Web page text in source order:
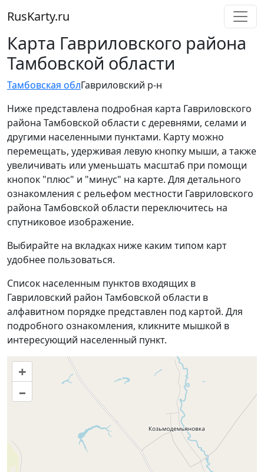
RusKarty.ru
Карта Гавриловского района
Тамбовской области
Тамбовская облГавриловский р-н
Ниже представлена подробная карта Гавриловского
района Тамбовской области с деревнями, селами и
другими населенными пунктами. Карту можно
перемещать, удерживая левую кнопку мыши, а также
увеличивать или уменьшать масштаб при помощи
кнопок "плюс" и "минус" на карте. Для детального
ознакомления с рельефом местности Гавриловского
района Тамбовской области переключитесь на
спутниковое изображение.
Выбирайте на вкладках ниже каким типом карт
удобнее пользоваться.
Список населенным пунктов входящих в
Гавриловский район Тамбовской области в
алфавитном порядке представлен под картой. Для
подробного ознакомления, кликните мышкой в
интересующий населенный пункт.
+
–